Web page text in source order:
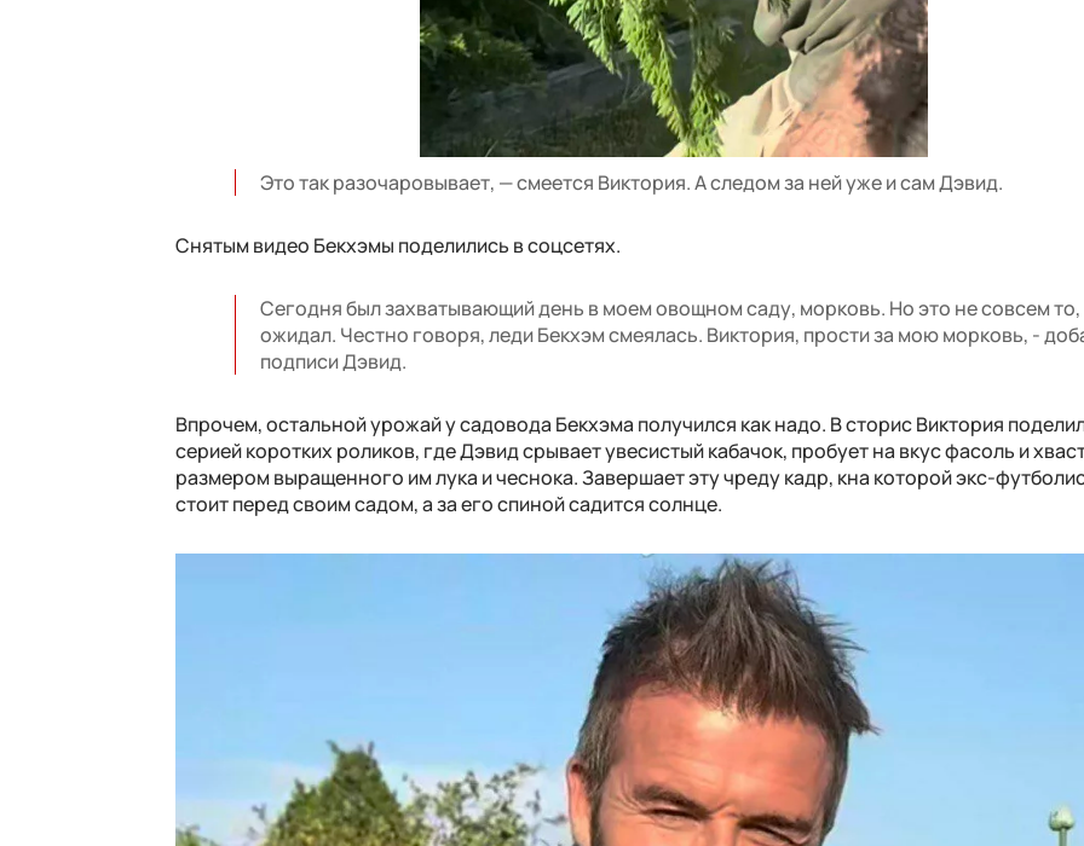
Это так разочаровывает, — смеется Виктория. А следом за ней уже и сам Дэвид.
Снятым видео Бекхэмы поделились в соцсетях.
Сегодня был захватывающий день в моем овощном саду, морковь. Но это не совсем то,
ожидал. Честно говоря, леди Бекхэм смеялась. Виктория, прости за мою морковь, -
подписи Дэвид.
Впрочем, остальной урожай у садовода Бекхэма получился как надо. В сторис Виктория
серией коротких роликов, где Дэвид срывает увесистый кабачок, пробует на вкус фасоль и
размером выращенного им лука и чеснока. Завершает эту чреду кадр, кна которой экс-
стоит перед своим садом, а за его спиной садится солнце.